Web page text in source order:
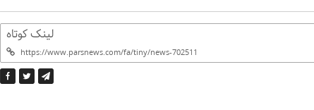
لینک کوتاه